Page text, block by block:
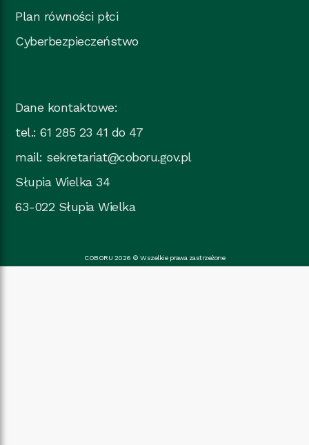
Plan równości płci
Cyberbezpieczeństwo
Dane kontaktowe:
tel.: 61 285 23 41 do 47
mail: sekretariat@coboru.gov.pl
Słupia Wielka 34
63-022 Słupia Wielka
COBORU 2026 © Wszelkie prawa zastrzeżone